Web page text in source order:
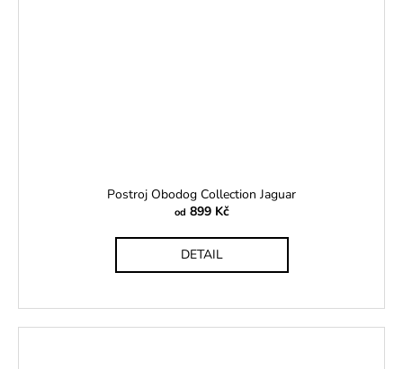
Postroj Obodog Collection Jaguar
od 899 Kč
DETAIL